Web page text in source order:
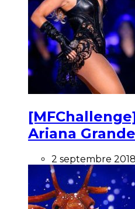
Ariana
2 septembre 2018